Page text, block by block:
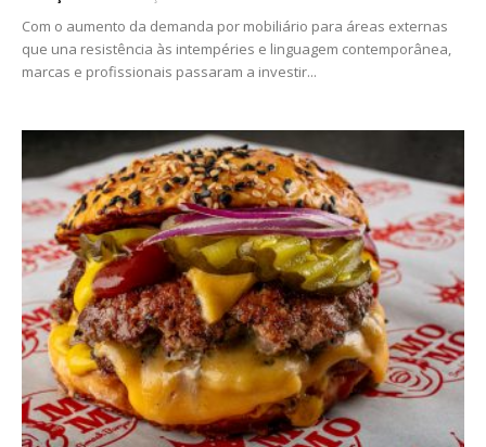
Com o aumento da demanda por mobiliário para áreas externas
que una resistência às intempéries e linguagem contemporânea,
marcas e profissionais passaram a investir...